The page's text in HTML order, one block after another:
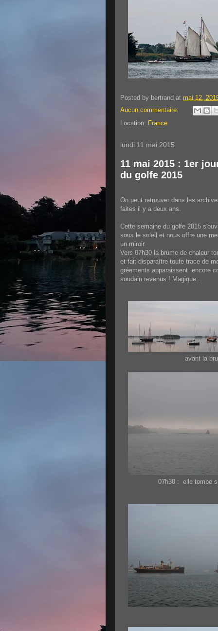
Posted by bertrand at mai 12,
Aucun commentaire:
Location: France
lundi 11 mai 2015
11 mai 2015 : 1er
du golfe 2015
On peut retrouver dans les
faites il y a deux ans.
Cette semaine du golfe 2015
sous le soleil et nous offre une
un miroir.
Vers 07h30 la brume de chaleur
et fait disparaître toute trace de
gréements apparaissent encore
soudain revenus ! Magique...
avant la
07h30 : elle tombe